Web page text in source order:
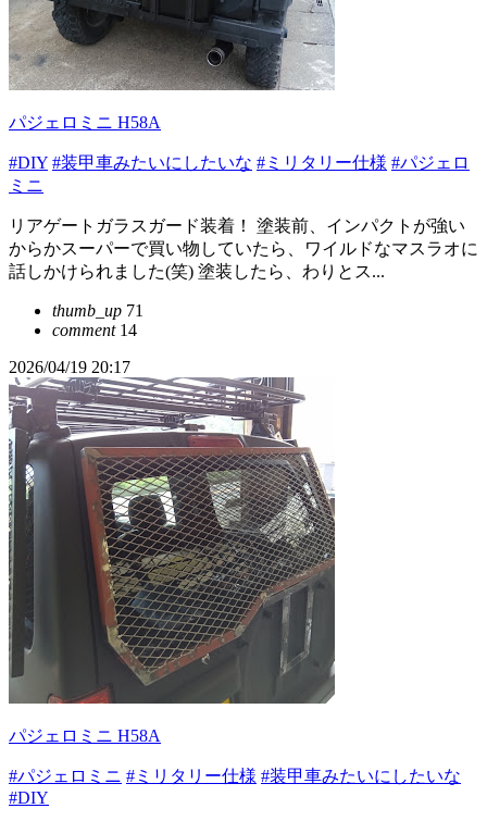
パジェロミニ H58A
#DIY #装甲車みたいにしたいな #ミリタリー仕様 #パジェロ
ミニ
リアゲートガラスガード装着！ 塗装前、インパクトが強い
からかスーパーで買い物していたら、ワイルドなマスラオに
話しかけられました(笑) 塗装したら、わりとス...
thumb_up 71
comment14
2026/04/19 20:17
パジェロミニ H58A
#パジェロミニ #ミリタリー仕様 #装甲車みたいにしたいな
#DIY